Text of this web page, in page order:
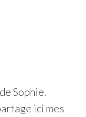
Sophie.
ici mes